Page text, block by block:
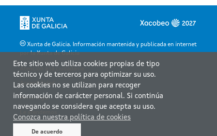
Xunta de Galicia. Información mantenida y publicada en internet
por la Xunta de Galicia
Accesibilidad
Aviso legal
Este sitio web utiliza cookies propias de tipo
técnico y de terceros para optimizar su uso.
Las cookies no se utilizan para recoger
información de carácter personal. Si continúa
navegando se considera que acepta su uso.
Conozca nuestra política de cookies
De acuerdo